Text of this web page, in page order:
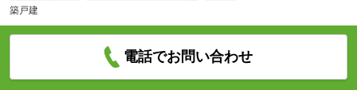
築戸建
電話でお問い合わせ